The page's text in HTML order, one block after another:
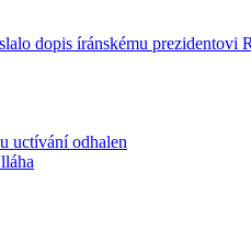
dopis íránskému prezidentovi
uctívání odhalen